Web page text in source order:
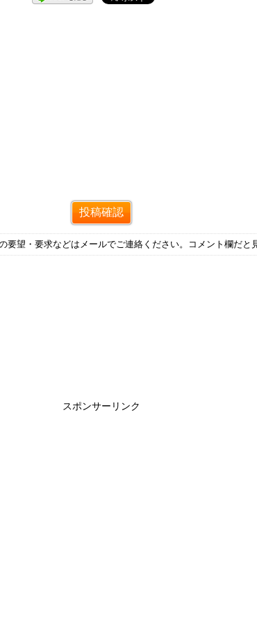
望・要求などはメールでご連絡ください。コメント欄だと
スポンサーリンク